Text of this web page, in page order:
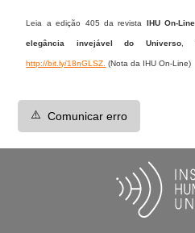
Leia a edição 405 da revista IHU On-Line
elegância invejável do Universo,
http://bit.ly/18nGLSZ. (Nota da IHU On-Line)
⚠️ Comunicar erro